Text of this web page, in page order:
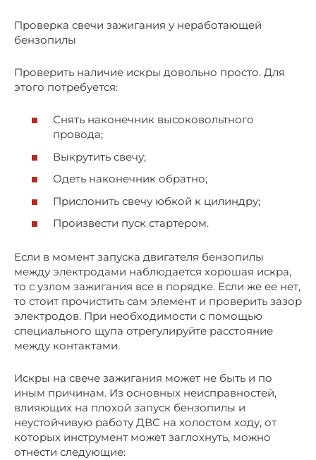
Проверка свечи зажигания у неработающей
бензопилы
Проверить наличие искры довольно просто. Для
этого потребуется:
Снять наконечник высоковольтного
провода;
Выкрутить свечу;
Одеть наконечник обратно;
Прислонить свечу юбкой к цилиндру;
Произвести пуск стартером.
Если в момент запуска двигателя бензопилы
между электродами наблюдается хорошая искра,
то с узлом зажигания все в порядке. Если же ее нет,
то стоит прочистить сам элемент и проверить зазор
электродов. При необходимости с помощью
специального щупа отрегулируйте расстояние
между контактами.
Искры на свече зажигания может не быть и по
иным причинам. Из основных неисправностей,
влияющих на плохой запуск бензопилы и
неустойчивую работу ДВС на холостом ходу, от
которых инструмент может заглохнуть, можно
отнести следующие: